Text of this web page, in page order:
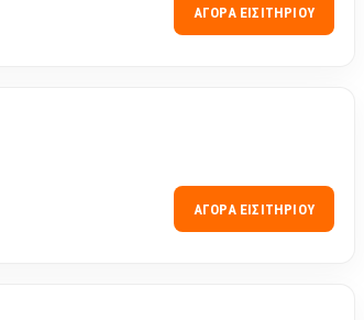
ΑΓΟΡΆ ΕΙΣΙΤΗΡΊΟΥ
ΑΓΟΡΆ ΕΙΣΙΤΗΡΊΟΥ